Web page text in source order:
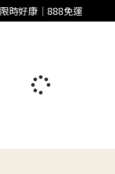
限時好康｜888免運